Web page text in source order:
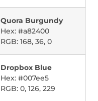
Quora Burgundy
Hex: #a82400
RGB: 168, 36, 0
Dropbox Blue
Hex: #007ee5
RGB: 0, 126, 229